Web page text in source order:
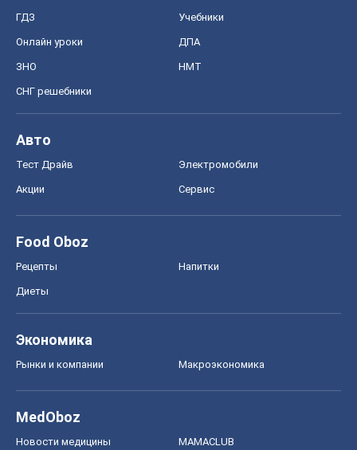
ГДЗ Учебники
Онлайн уроки ДПА
ЗНО НМТ
СНГ решебники
Авто
Тест Драйв Электромобили
Акции Сервис
Food Oboz
Рецепты Напитки
Диеты
Экономика
Рынки и компании Mакроэкономика
MedOboz
Новости медицины MAMACLUB